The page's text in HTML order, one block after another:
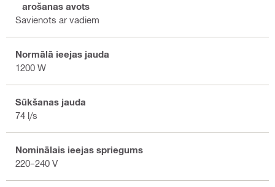
Barošanas avots
Savienots ar vadiem
Normālā ieejas jauda
1200 W
Sūkšanas jauda
74 l/s
Nominālais ieejas spriegums
220–240 V